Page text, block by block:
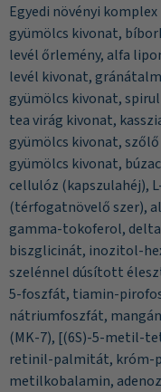
Egyedi növényi
gyümölcs kivonat,
levél őrlemény, alfa
levél kivonat,
gyümölcs kivonat,
tea virág kivonat,
gyümölcs kivonat,
gyümölcs kivonat,
cellulóz (kapszulahéj),
(térfogatnövelő szer),
gamma-tokoferol,
biszglicinát, inozitol-
szelénnel dúsított
5-foszfát, tiamin-
nátriumfoszfát,
(MK-7), [(6S)-5-metil-
retinil-palmitát, króm-
metilkobalamin,